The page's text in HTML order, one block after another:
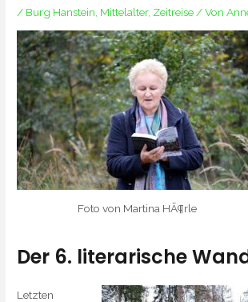
/ Burg Hanstein Mittelalter, Zeitreise / Von
Foto von Martina HÃ¶rle
Der 6. literarische
Letzten